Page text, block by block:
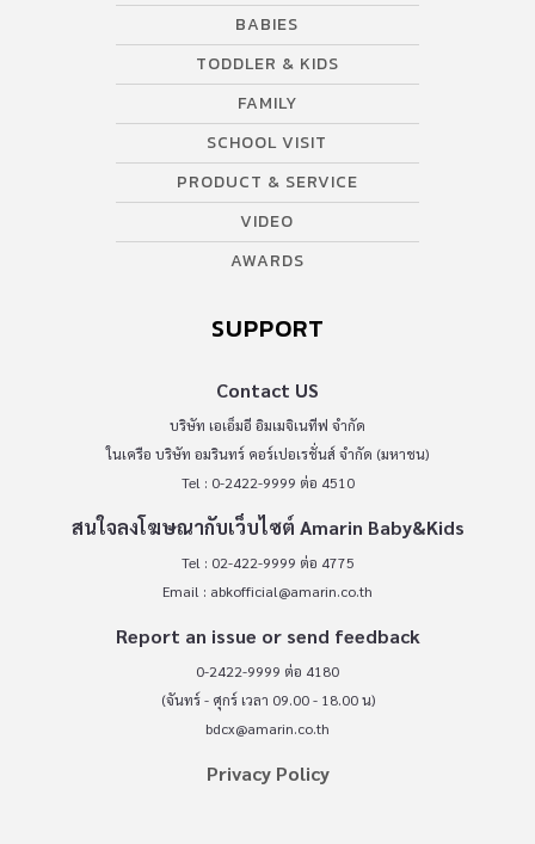
BABIES
TODDLER & KIDS
FAMILY
SCHOOL VISIT
PRODUCT & SERVICE
VIDEO
AWARDS
SUPPORT
Contact US
บริษัท เอเอ็มอี อิมเมจิเนทีฟ จำกัด
ในเครือ บริษัท อมรินทร์ คอร์เปอเรชั่นส์ จำกัด (มหาชน)
Tel : 0-2422-9999 ต่อ 4510
สนใจลงโฆษณากับเว็บไซต์ Amarin Baby&Kids
Tel : 02-422-9999 ต่อ 4775
Email : abkofficial@amarin.co.th
Report an issue or send feedback
0-2422-9999 ต่อ 4180
(จันทร์ - ศุกร์ เวลา 09.00 - 18.00 น)
bdcx@amarin.co.th
Privacy Policy